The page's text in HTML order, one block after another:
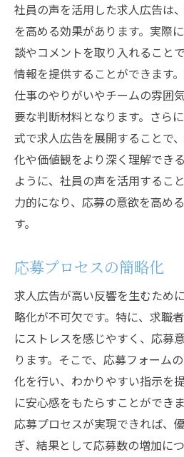
求職者にとってのメリ
実践例から学ぶ心を掴
高反響を生む求人広告成
ト
反響を生む広告の特徴
ターゲット層のニーズ
ビジュアルとメッセー
応募者の動機付け
社員の声を活用した求人広告は
を高める効果があります。実際
談やコメントを取り入れること
情報を提供することができます
仕事のやりがいやチームの雰囲
要な判断材料となります。さら
式で求人広告を展開することで
化や価値観をより深く理解でき
ように、社員の声を活用するこ
力的になり、応募の意欲を高め
す。
応募プロセスの簡略化
求人広告が高い反響を生むため
略化が不可欠です。特に、求職
にストレスを感じやすく、応募
ります。そこで、応募フォーム
化を行い、わかりやすい指示を
に安心感をもたらすことができ
応募プロセスが実現できれば、
ぎ、結果として応募数の増加に